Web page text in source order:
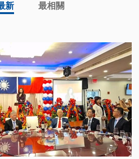
新 最相關